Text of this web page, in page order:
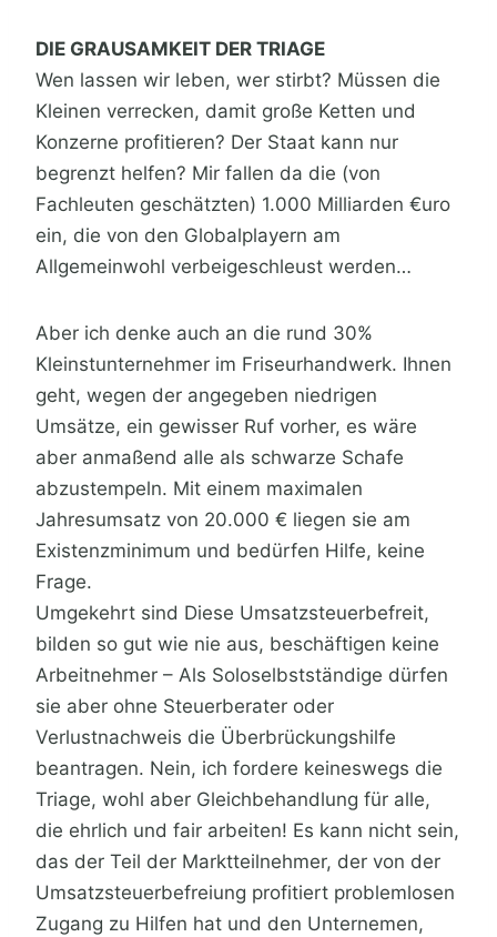
DIE GRAUSAMKEIT DER TRIAGE
Wen lassen wir leben, wer stirbt? Müssen die
Kleinen verrecken, damit große Ketten und
Konzerne profitieren? Der Staat kann nur
begrenzt helfen? Mir fallen da die (von
Fachleuten geschätzten) 1.000 Milliarden €uro
ein, die von den Globalplayern am
Allgemeinwohl verbeigeschleust werden…
Aber ich denke auch an die rund 30%
Kleinstunternehmer im Friseurhandwerk. Ihnen
geht, wegen der angegeben niedrigen
Umsätze, ein gewisser Ruf vorher, es wäre
aber anmaßend alle als schwarze Schafe
abzustempeln. Mit einem maximalen
Jahresumsatz von 20.000 € liegen sie am
Existenzminimum und bedürfen Hilfe, keine
Frage.
Umgekehrt sind Diese Umsatzsteuerbefreit,
bilden so gut wie nie aus, beschäftigen keine
Arbeitnehmer – Als Soloselbstständige dürfen
sie aber ohne Steuerberater oder
Verlustnachweis die Überbrückungshilfe
beantragen. Nein, ich fordere keineswegs die
Triage, wohl aber Gleichbehandlung für alle,
die ehrlich und fair arbeiten! Es kann nicht sein,
das der Teil der Marktteilnehmer, der von der
Umsatzsteuerbefreiung profitiert problemlosen
Zugang zu Hilfen hat und den Unternemen,